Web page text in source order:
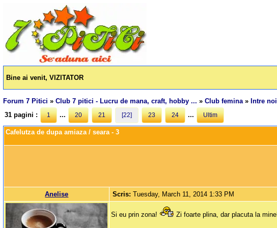
Bine ai venit, VIZITATOR
Forum 7 Pitici »Club 7 pitici - Lucru de mana, craft, hobby ... »Club femina» Intre
31 pagini :
1 ... 20 21 [22] 23 24 ... Ultim
Cafelutza de dupa amiaza / seara - 3
Anelise Scris:Tuesday, March 11, 2014 1:33 PM
Si eu prin zona! Zi foarte plina, dar placuta la